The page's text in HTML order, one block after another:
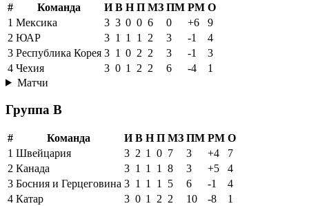
# Команда И В Н П МЗ ПМ РМ О
1 Мексика 3 3 0 0 6 0 +6
9
2 ЮАР 3 1 1 1 2 3 -1
4
3 Республика Корея 3 1 0 2 2 3 -1
3
4 Чехия 3 0 1 2 2 6 -4
1
Матчи
Группа B
# Команда И В Н П МЗ ПМ РМ О
1 Швейцария 3 2 1 0 7 3 +4
7
2 Канада 3 1 1 1 8 3 +5
4
3 Босния и Герцеговина 3 1 1 1 5 6 -1
4
4 Катар 3 0 1 2 2 10 -8
1